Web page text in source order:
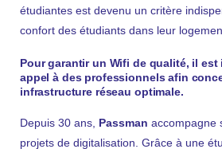
étudiantes est devenu un critère
confort des étudiants dans leur
Pour garantir un Wifi de qualité, il est
appel à des professionnels afin
infrastructure réseau optimale.
Depuis 30 ans, Passman accompagne
projets de digitalisation. Grâce à une